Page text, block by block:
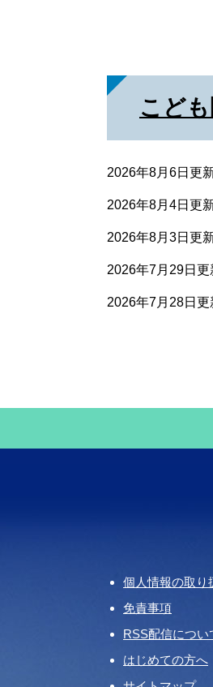
こど
2026年8月6日更
2026年8月4日更
2026年8月3日更
2026年7月29日更
2026年7月28日更
個人情報の取り
免責事項
RSS配信につい
はじめての方へ